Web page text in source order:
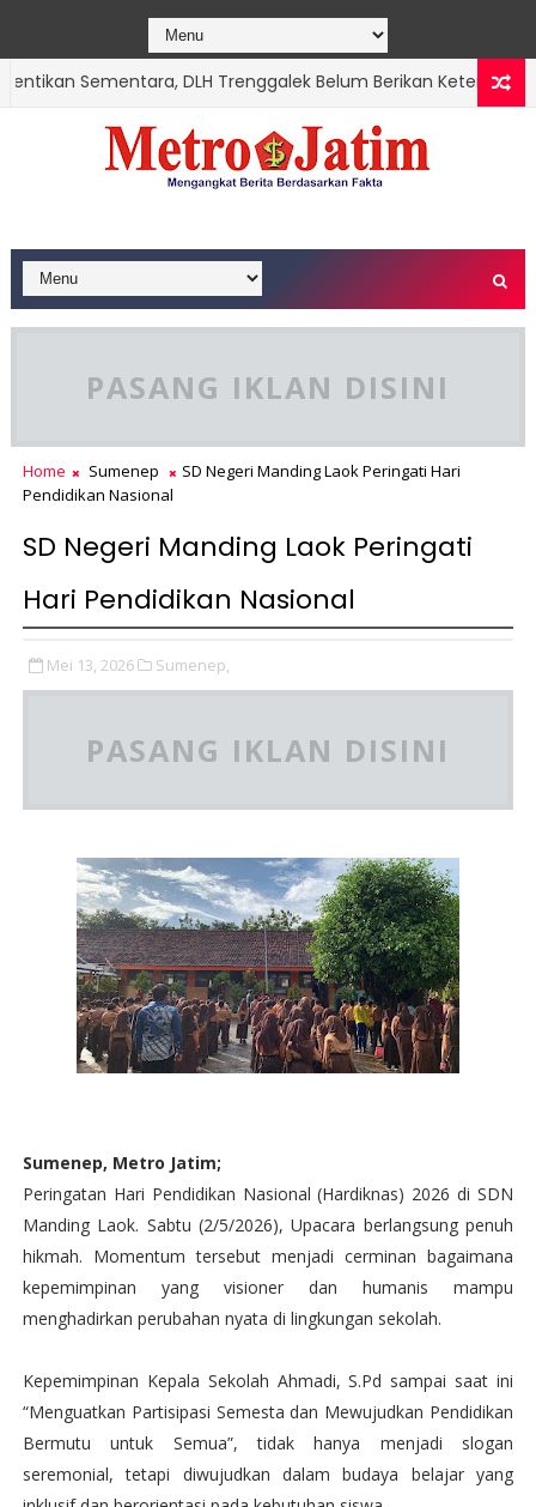
Sementara, DLH Trenggalek Belum Berikan Keterangan
PASANG IKLAN DISINI
Home Sumenep
SD Negeri Manding Laok Peringati Hari
Pendidikan Nasional
SD Negeri Manding Laok Peringati
Hari Pendidikan Nasional
Mei 13, 2026 Sumenep,
PASANG IKLAN DISINI
Sumenep, Metro Jatim;
Peringatan Hari Pendidikan Nasional (Hardiknas) 2026 di SDN
Manding Laok. Sabtu (2/5/2026), Upacara berlangsung penuh
hikmah. Momentum tersebut menjadi cerminan bagaimana
kepemimpinan yang visioner dan humanis mampu
menghadirkan perubahan nyata di lingkungan sekolah.
Kepemimpinan Kepala Sekolah Ahmadi, S.Pd sampai saat ini
“Menguatkan Partisipasi Semesta dan Mewujudkan Pendidikan
Bermutu untuk Semua”, tidak hanya menjadi slogan
seremonial, tetapi diwujudkan dalam budaya belajar yang